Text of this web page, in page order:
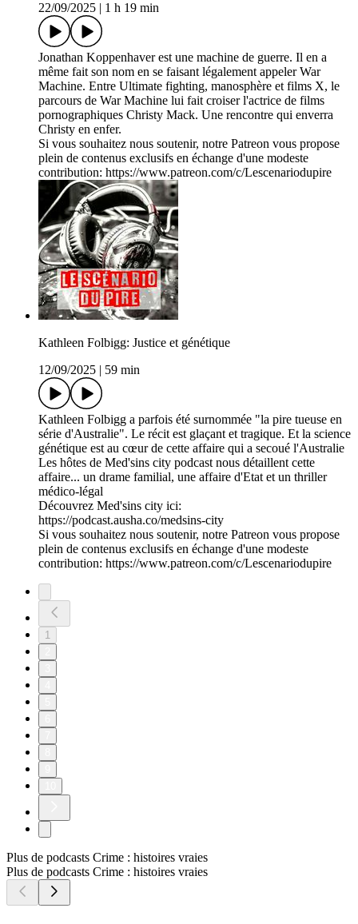
22/09/2025
1 h 19 min
Jonathan Koppenhaver est une machine de guerre. Il en a
même fait son nom en se faisant légalement appeler War
Machine. Entre Ultimate fighting, manosphère et films X, le
parcours de War Machine lui fait croiser l'actrice de films
pornographiques Christy Mack. Une rencontre qui enverra
Christy en enfer.
Si vous souhaitez nous soutenir, notre Patreon vous propose
plein de contenus exclusifs en échange d'une modeste
contribution: https://www.patreon.com/c/Lescenariodupire
Kathleen Folbigg: Justice et génétique
12/09/2025
59 min
Kathleen Folbigg a parfois été surnommée "la pire tueuse en
série d'Australie". Le récit est glaçant et tragique. Et la science
génétique est au cœur de cette affaire qui a secoué l'Australie
Les hôtes de Med'sins city podcast nous détaillent cette
affaire... un drame familial, une affaire d'Etat et un thriller
médico-légal
Découvrez Med'sins city ici:
https://podcast.ausha.co/medsins-city
Si vous souhaitez nous soutenir, notre Patreon vous propose
plein de contenus exclusifs en échange d'une modeste
contribution: https://www.patreon.com/c/Lescenariodupire
1
Plus de podcasts Crime : histoires vraies
Plus de podcasts Crime : histoires vraies